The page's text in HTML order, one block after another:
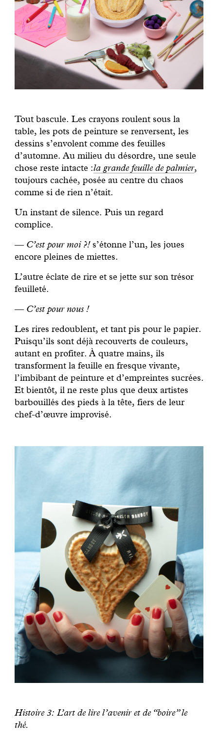
Tout bascule. Les crayons roulent sous la
table, les pots de peinture se renversent, les
dessins s’envolent comme des feuilles
d’automne. Au milieu du désordre, une seule
chose reste intacte :la grande feuille de palmier,
toujours cachée, posée au centre du chaos
comme si de rien n’était.
Un instant de silence. Puis un regard
complice.
— C’est pour moi ?!s’étonne l’un, les joues
encore pleines de miettes.
L’autre éclate de rire et se jette sur son trésor
feuilleté.
— C’est pour nous !
Les rires redoublent, et tant pis pour le papier.
Puisqu’ils sont déjà recouverts de couleurs,
autant en profiter. À quatre mains, ils
transforment la feuille en fresque vivante,
l’imbibant de peinture et d’empreintes sucrées.
Et bientôt, il ne reste plus que deux artistes
barbouillés des pieds à la tête, fiers de leur
chef-d’œuvre improvisé.
Histoire 3: L’art de lire l’avenir et de “boire” le
thé.